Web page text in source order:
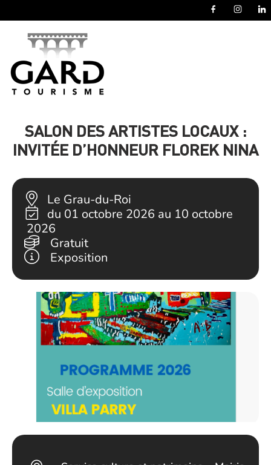
SALON DES ARTISTES LOCAUX :
INVITÉE D’HONNEUR FLOREK NINA
Le Grau-du-Roi
du 01 octobre 2026 au 10 octobre
2026
Gratuit
Exposition